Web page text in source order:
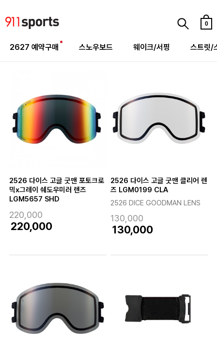
0
2627 예약구매 스노우보드 웨이크/서핑 스트릿/
2526 다이스 고글 굿맨 포토크로
믹x그레이 쉐도우미러 렌즈
LGM5657 SHD
220,000
220,000
2526 다이스 고글 굿맨 클리어 렌
즈 LGM0199 CLA
2526 DICE GOODMAN LENS
130,000
130,000